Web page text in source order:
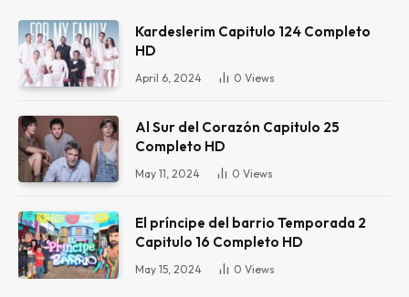
Kardeslerim Capitulo 124 Completo
HD
April 6, 2024 0 Views
Al Sur del Corazón Capitulo 25
Completo HD
May 11, 2024 0 Views
El príncipe del barrio Temporada 2
Capitulo 16 Completo HD
May 15, 2024 0 Views